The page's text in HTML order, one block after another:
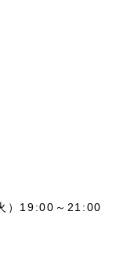
）19:00～21:00